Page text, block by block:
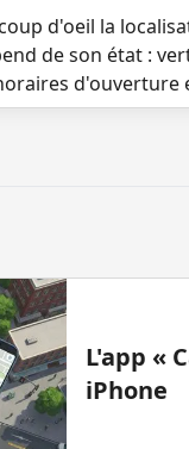
d'oeil la
de son état :
L'app «
iPhone